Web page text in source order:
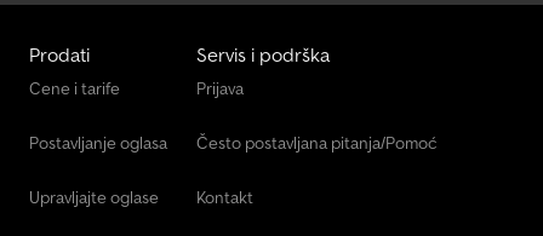
Prodati
Cene i tarife
Postavljanje oglasa
Upravljajte oglase
Servis i podrška
Prijava
Često postavljana pitanja/Pomoć
Kontakt